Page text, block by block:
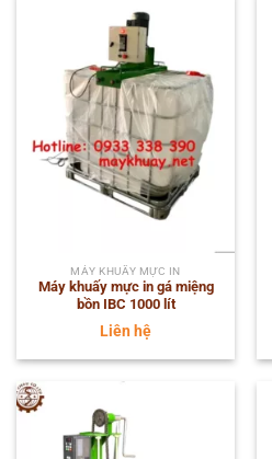
MÁY KHUẤY MỰC IN
Máy khuấy mực in gá miệng
bồn IBC 1000 lít
Liên hệ